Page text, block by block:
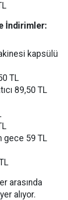
İndirimler:
kapsülü
TL
89,50 TL
gece 59 TL
arasında
alıyor.